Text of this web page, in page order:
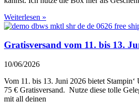
Weiterlesen »
Gratisversand vom 11. bis 13.
10/06/2026
Vom 11. bis 13. Juni 2026 bietet
75 € Gratisversand. Nutze diese tolle
mit all deinen